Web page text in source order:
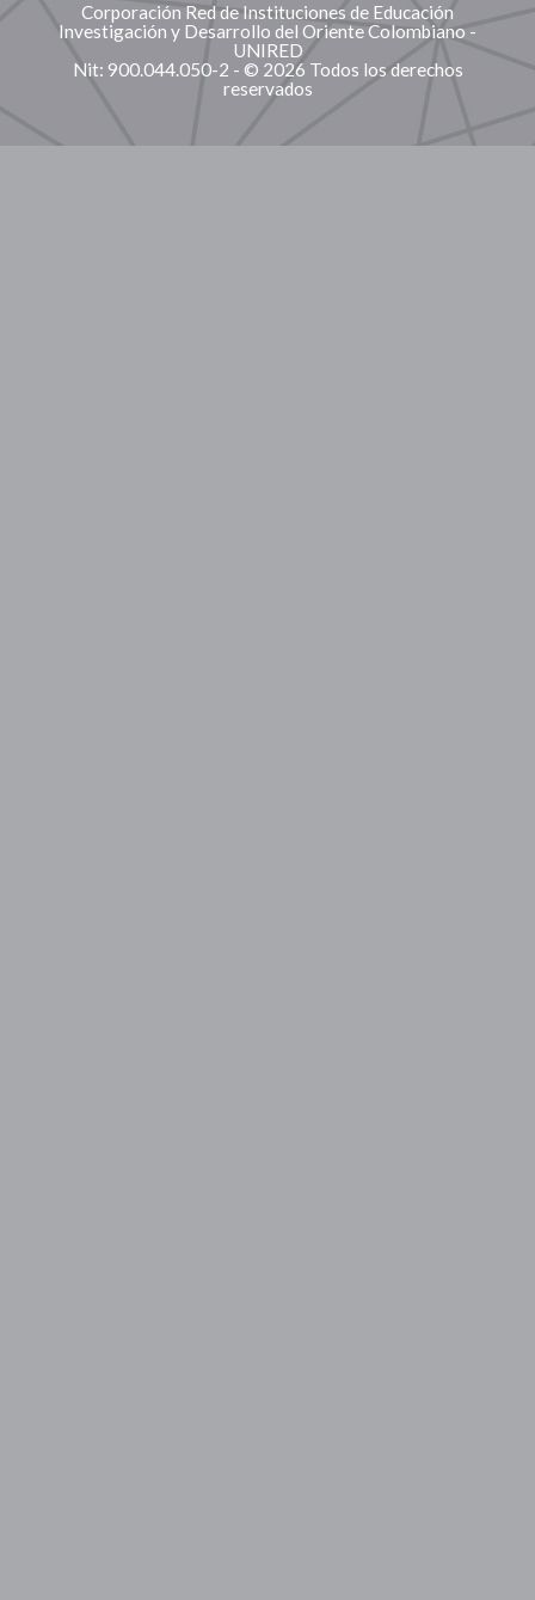
Corporación Red de Instituciones de Educación
Investigación y Desarrollo del Oriente Colombiano -
UNIRED
Nit: 900.044.050-2 - © 2026 Todos los derechos
reservados